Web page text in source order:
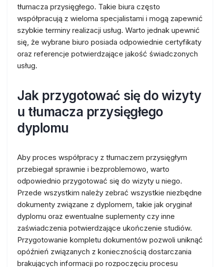
tłumacza przysięgłego. Takie biura często
współpracują z wieloma specjalistami i mogą zapewnić
szybkie terminy realizacji usług. Warto jednak upewnić
się, że wybrane biuro posiada odpowiednie certyfikaty
oraz referencje potwierdzające jakość świadczonych
usług.
Jak przygotować się do wizyty
u tłumacza przysięgłego
dyplomu
Aby proces współpracy z tłumaczem przysięgłym
przebiegał sprawnie i bezproblemowo, warto
odpowiednio przygotować się do wizyty u niego.
Przede wszystkim należy zebrać wszystkie niezbędne
dokumenty związane z dyplomem, takie jak oryginał
dyplomu oraz ewentualne suplementy czy inne
zaświadczenia potwierdzające ukończenie studiów.
Przygotowanie kompletu dokumentów pozwoli uniknąć
opóźnień związanych z koniecznością dostarczania
brakujących informacji po rozpoczęciu procesu